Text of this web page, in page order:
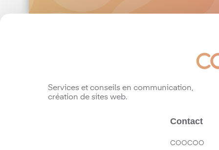
Services et conseils en communication,
création de sites web.
Contact
COOCOO